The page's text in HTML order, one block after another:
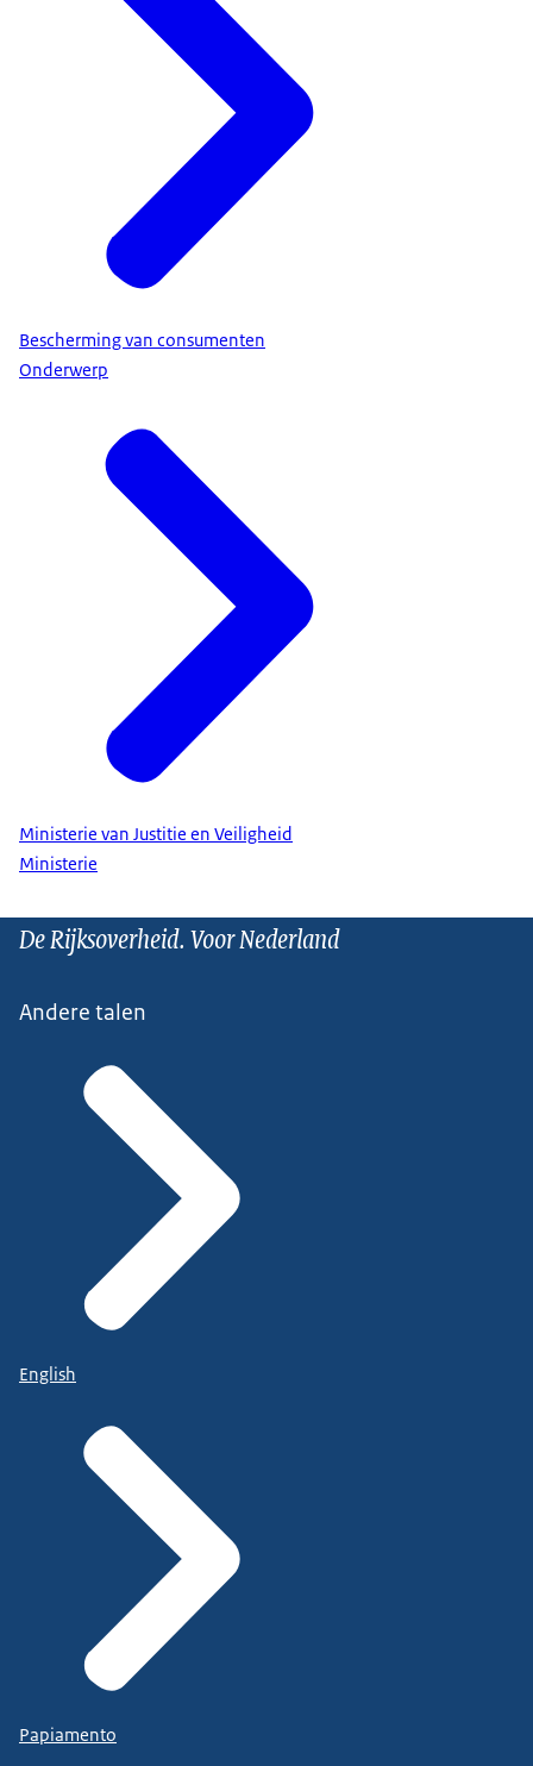
Bescherming van consumenten
Onderwerp
Ministerie van Justitie en Veiligheid
Ministerie
De Rijksoverheid. Voor Nederland
Andere talen
English
Papiamento